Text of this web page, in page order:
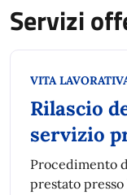
Servizi
Categoria:
VITA
Rilascio
servizio
Procedimento
prestato